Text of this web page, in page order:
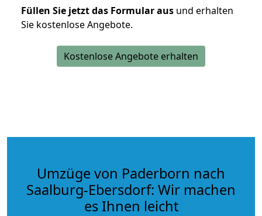
Füllen Sie jetzt das Formular aus und erhalten
Sie kostenlose Angebote.
Kostenlose Angebote erhalten
Umzüge von Paderborn nach
Saalburg-Ebersdorf: Wir machen
es Ihnen leicht